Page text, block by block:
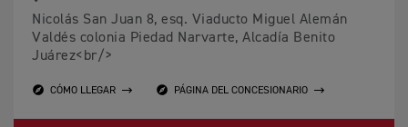
Nicolás San Juan 8, esq. Viaducto Miguel Alemán
Valdés colonia Piedad Narvarte, Alcadía Benito
Juárez<br/>
CÓMO LLEGAR PÁGINA DEL CONCESIONARIO